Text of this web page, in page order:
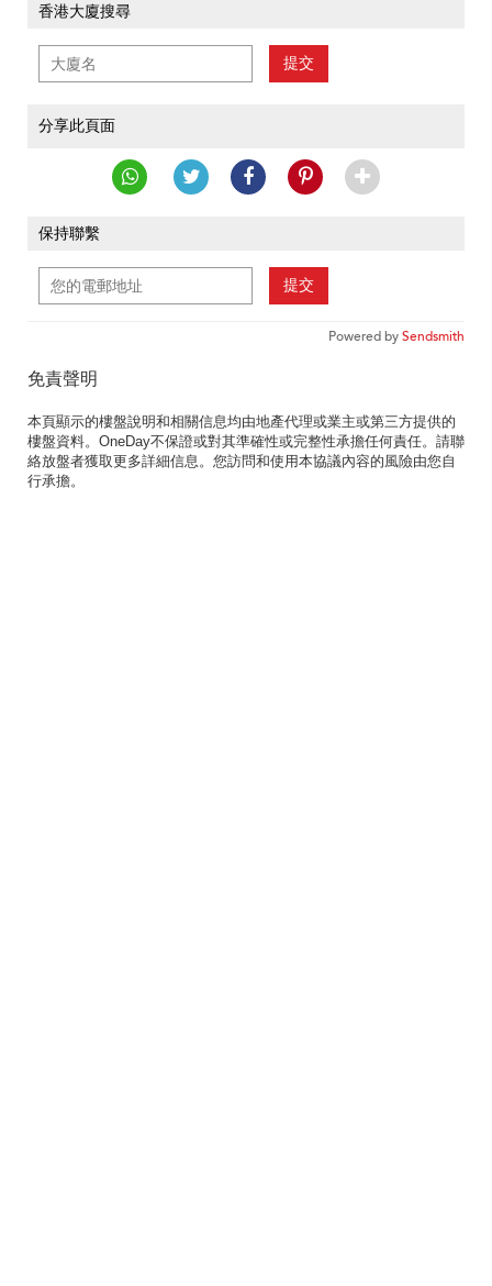
香港大廈搜尋
提交
分享此頁面
保持聯繫
提交
Powered bySendsmith
免責聲明
本頁顯示的樓盤說明和相關信息均由地產代理或業主或第三方提供的
樓盤資料。OneDay不保證或對其準確性或完整性承擔任何責任。請聯
絡放盤者獲取更多詳細信息。您訪問和使用本協議內容的風險由您自
行承擔。